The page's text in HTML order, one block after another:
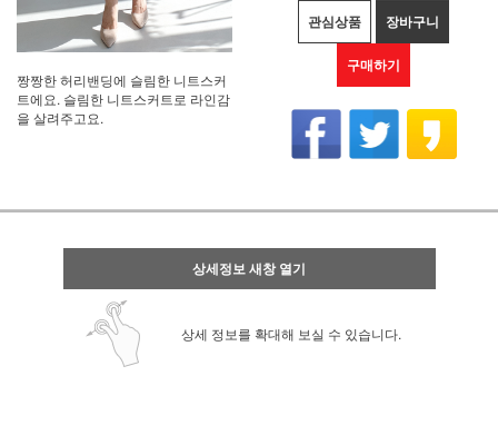
짱짱한 허리밴딩에 슬림한 니트스커
트에요. 슬림한 니트스커트로 라인감
을 살려주고요.
관심상품 장바구니
구매하기
상세정보 새창 열기
상세 정보를 확대해 보실 수 있습니다.